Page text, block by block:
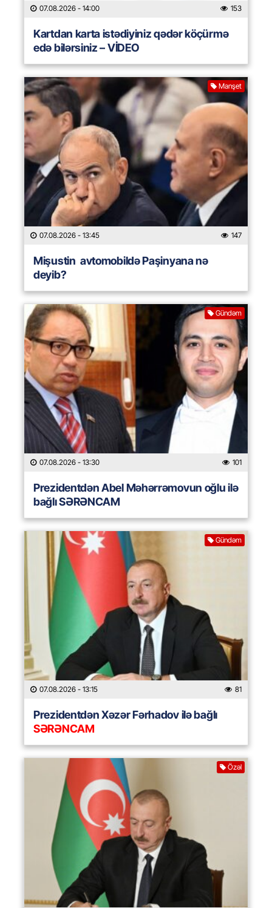
07.08.2026 - 14:00 153
Kartdan karta istədiyiniz qədər köçürmə
edə bilərsiniz – VİDEO
Manşet
07.08.2026 - 13:45 147
Mişustin avtomobildə Paşinyana nə
deyib?
Gündəm
07.08.2026 - 13:30 101
Prezidentdən Abel Məhərrəmovun oğlu ilə
bağlı SƏRƏNCAM
Gündəm
07.08.2026 - 13:15 81
Prezidentdən Xəzər Fərhadov ilə bağlı
SƏRƏNCAM
Özəl